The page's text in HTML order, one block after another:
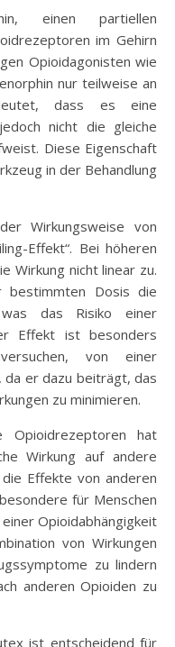
einen partiellen
im Gehirn
Opioidagonisten wie
nur teilweise an
dass es eine
nicht die gleiche
Diese Eigenschaft
in der Behandlung
Wirkungsweise von
Effekt“. Bei höheren
Wirkung nicht linear zu.
bestimmten Dosis die
das Risiko einer
Effekt ist besonders
von einer
da er dazu beiträgt, das
zu minimieren.
Opioidrezeptoren hat
Wirkung auf andere
Effekte von anderen
für Menschen
Opioidabhängigkeit
von Wirkungen
zu lindern
anderen Opioiden zu
ist entscheidend für